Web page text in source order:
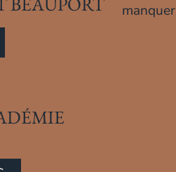
manquer